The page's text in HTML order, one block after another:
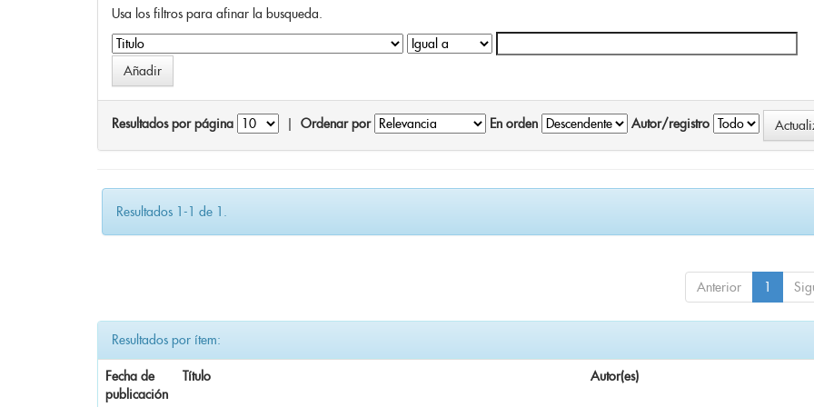
Usa los filtros para afinar la busqueda.
Resultados por página Ordenar por En orden Autor/registro
Resultados 1-1 de 1.
Anterior 1
Resultados por ítem:
Fecha de
publicación
Título Autor(es)